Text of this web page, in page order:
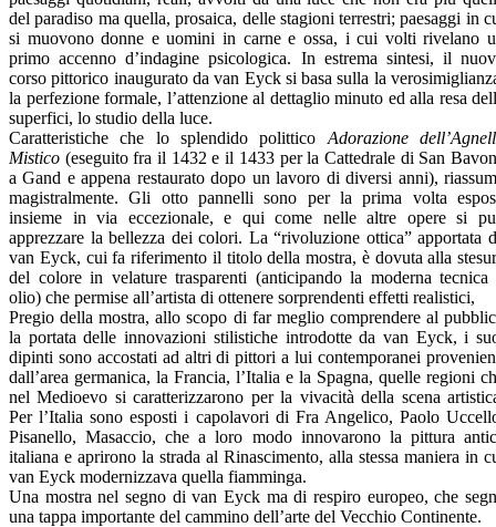
del paradiso ma quella, prosaica, delle stagioni terrestri; paesaggi in
si muovono donne e uomini in carne e ossa, i cui volti rivelano
primo accenno d’indagine psicologica. In estrema sintesi, il
corso pittorico inaugurato da van Eyck si basa sulla la
la perfezione formale, l’attenzione al dettaglio minuto ed alla resa
superfici, lo studio della luce.
Caratteristiche che lo splendido polittico Adorazione
Mistico (eseguito fra il 1432 e il 1433 per la Cattedrale di San
a Gand e appena restaurato dopo un lavoro di diversi anni),
magistralmente. Gli otto pannelli sono per la prima volta
insieme in via eccezionale, e qui come nelle altre opere si
apprezzare la bellezza dei colori. La “rivoluzione ottica” apportata
van Eyck, cui fa riferimento il titolo della mostra, è dovuta alla
del colore in velature trasparenti (anticipando la moderna tecnica
olio) che permise all’artista di ottenere sorprendenti effetti realistici,
Pregio della mostra, allo scopo di far meglio comprendere al
la portata delle innovazioni stilistiche introdotte da van Eyck, i
dipinti sono accostati ad altri di pittori a lui contemporanei
dall’area germanica, la Francia, l’Italia e la Spagna, quelle regioni
nel Medioevo si caratterizzarono per la vivacità della scena
Per l’Italia sono esposti i capolavori di Fra Angelico, Paolo
Pisanello, Masaccio, che a loro modo innovarono la pittura
italiana e aprirono la strada al Rinascimento, alla stessa maniera in
van Eyck modernizzava quella fiamminga.
Una mostra nel segno di van Eyck ma di respiro europeo, che
una tappa importante del cammino dell’arte del Vecchio Continente.